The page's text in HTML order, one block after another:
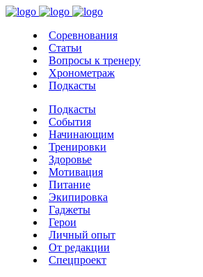
Соревнования
Статьи
Вопросы к тренеру
Хронометраж
Подкасты
Подкасты
События
Начинающим
Тренировки
Здоровье
Мотивация
Питание
Экипировка
Гаджеты
Герои
Личный опыт
От редакции
Спецпроект